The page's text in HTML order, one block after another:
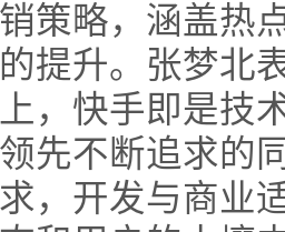
策略，涵盖热
提升。张梦北
，快手即是技
先不断追求的
，开发与商业